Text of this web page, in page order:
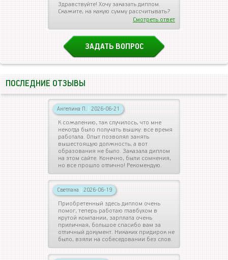
Здравствуйте! Хочу заказать диплом.
Скажите, на какую сумму рассчитывать?
Смотреть ответ
ЗАДАТЬ ВОПРОС
ПОСЛЕДНИЕ ОТЗЫВЫ
Ангелина П. | 2026-06-21
К сожалению, так случилось, что мне
некогда было получать вышку: все время
работала. Опыт позволял занять
вышестоящую должность, а вот
образования не было. Заказала диплом
на этом сайте. Конечно, были сомнения,
но все прошло отлично! Рекомендую.
Светлана | 2026-06-19
Приобретенный здесь диплом очень
помог, теперь работаю главбухом в
крутой компании, зарплата очень
приличная, большое спасибо вам за
отличный документ. Никаких придирок не
было, взяли на собеседовании без слов.